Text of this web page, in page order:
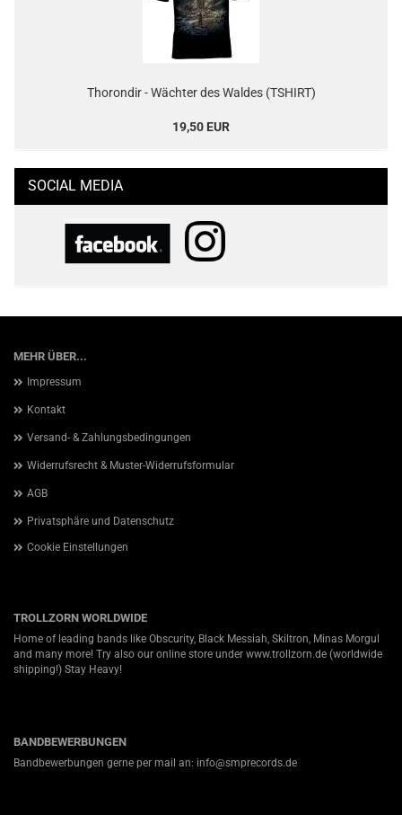
Thorondir - Wächter des Waldes (TSHIRT)
19,50 EUR
SOCIAL MEDIA
MEHR ÜBER...
Impressum
Kontakt
Versand- & Zahlungsbedingungen
Widerrufsrecht & Muster-Widerrufsformular
AGB
Privatsphäre und Datenschutz
Cookie Einstellungen
TROLLZORN WORLDWIDE
Home of leading bands like Obscurity, Black Messiah, Skiltron, Minas Morgul
and many more! Try also our online store under www.trollzorn.de (worldwide
shipping!) Stay Heavy!
BANDBEWERBUNGEN
Bandbewerbungen gerne per mail an: info@smprecords.de